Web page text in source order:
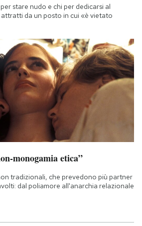
stare nudo e chi per dedicarsi al
da un posto in cui «è vietato
monogamia etica”
tradizionali, che prevedono più partner
dal poliamore all'anarchia relazionale